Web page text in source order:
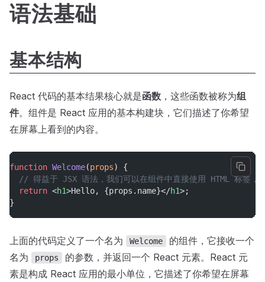
语法基础
基本结构
React 代码的基本结果核心就是函数 ，这些函数被称为组
件。组件是 React 应用的基本构建块，它们描述了你希望
在屏幕上看到的内容。
function Welcome(props) {
// 得益于 JSX 语法，我们可以在组件中直接使用 HTML 标签，
return <h1>Hello, {props.name}</h1>;
}
上面的代码定义了一个名为 Welcome
的组件，它接收一个
名为
props
的参数，并返回一个 React 元素。React 元
素是构成 React 应用的最小单位，它描述了你希望在屏幕